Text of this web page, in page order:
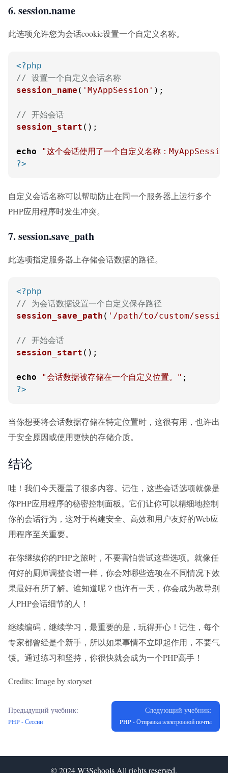
6. session.name
此选项允许您为会话cookie设置一个自定义名称。
<?php
// 设置一个自定义会话名称
session_name ( 'MyAppSession' );
// 开始会话
session_start ();
echo
"这个会话使用了一个自定义名称：
?>
自定义会话名称可以帮助防止在同一个服务器上运行多个
PHP应用程序时发生冲突。
7. session.save_path
此选项指定服务器上存储会话数据的路径。
<?php
// 为会话数据设置一个自定义保存路径
session_save_path ( '/path/to/custom/
// 开始会话
session_start ();
echo "会话数据被存储在一个自定义位置。"
?>
当你想要将会话数据存储在特定位置时，这很有用，也许出
于安全原因或使用更快的存储介质。
结论
哇！我们今天覆盖了很多内容。记住，这些会话选项就像是
你PHP应用程序的秘密控制面板。它们让你可以精细地控制
你的会话行为，这对于构建安全、高效和用户友好的Web应
用程序至关重要。
在你继续你的PHP之旅时，不要害怕尝试这些选项。就像任
何好的厨师调整食谱一样，你会对哪些选项在不同情况下效
果最好有所了解。谁知道呢？也许有一天，你会成为教导别
人PHP会话细节的人！
继续编码，继续学习，最重要的是，玩得开心！记住，每个
专家都曾经是个新手，所以如果事情不立即起作用，不要气
馁。通过练习和坚持，你很快就会成为一个PHP高手！
Credits: Image by storyset
Предыдущий учебник:
PHP - Сессии
Следующий учебник:
PHP - Отправка электронной почты
© 2024W3Schools All rights reserved.